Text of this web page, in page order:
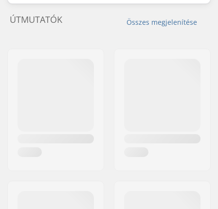
Összes megjelenítése
ÚTMUTATÓK